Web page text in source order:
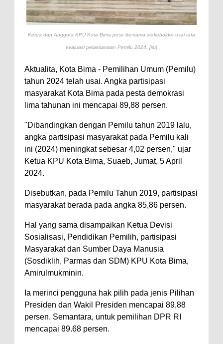
Perairan Sanggar
Nobar Piala Dunia Argentina vs
Inggris, Polres Bima Pererat
Silaturahmi dengan Masyarakat
Nobar Bareng Laga Prancis vs
Spanyol di Mapolres Bima
Wali Kota Bima Tinjau Finalisasi
Pastikan Pemindahan Layanan
Berjalan Bertahap
"Polisi Peduli" Satsamapta
Polres Bima Bantu Warga Padolo
Atasi Krisis Air Bersih
Wali Kota Bima Tinjau Rumah
Kelurahan Oi Mbo, Dorong
Percepatan Bantuan BSPS
Wakil Wali Kota Bima
Ketua dan Anggota KPU Kota Bima pose bersama stakeholder usai rata
evaluasi pelaksanaan Pemilu 2024. [ist]
Aktualita, Kota Bima - Pemilihan Umum (Pemilu)
tahun 2024 telah usai. Angka partisipasi
masyarakat Kota Bima pada pesta demokrasi
lima tahunan ini mencapai 89,88 persen.
"Dibandingkan dengan Pemilu tahun 2019 lalu,
angka partisipasi masyarakat pada Pemilu kali
ini (2024) meningkat sebesar 4,02 persen," ujar
Ketua KPU Kota Bima, Suaeb, Jumat, 5 April
2024.
Disebutkan, pada Pemilu Tahun 2019, partisipasi
masyarakat berada pada angka 85,86 persen.
Hal yang sama disampaikan Ketua Devisi
Sosialisasi, Pendidikan Pemilih, partisipasi
Masyarakat dan Sumber Daya Manusia
(Sosdiklih, Parmas dan SDM) KPU Kota Bima,
Amirulmukminin.
Ia merinci pengguna hak pilih pada jenis Pilihan
Presiden dan Wakil Presiden mencapai 89,88
persen. Semantara, untuk pemilihan DPR RI
mencapai 89.68 persen.